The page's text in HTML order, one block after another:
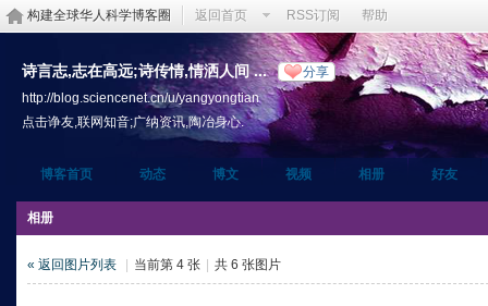
构建全球华人科学博客圈 返回首页 RSS订阅 帮助
诗言志,志在高远;诗传情,情洒人间 ... 分享
http://blog.sciencenet.cn/u/yangyongtian
点击诤友,联网知音;广纳资讯,陶冶身心.
博客首页 动态 博文 视频 相册 好友
相册
« 返回图片列表 当前第 4 张 共 6 张图片